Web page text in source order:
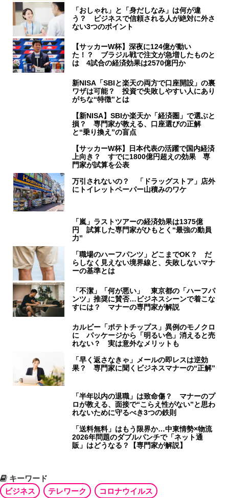
「おしゃれ」と「身だしなみ」は何が違
う？ ビジネスで信頼される人が絶対に外さ
ない3つのポイント
【サッカーW杯】深夜に124億が動い
た！？ ブラジル戦で注文が急増したものと
は 4試合の経済効果は2570億円か
新NISA「SBIと楽天の両方で口座開設」の裏
ワザは可能？ 投資で失敗しやすい人にあり
がちな“特徴”とは
【新NISA】SBIか楽天か「経済圏」で選ぶと
損？ 専門家が教える、口座選びの正解
と“乗り換え”の盲点
【サッカーW杯】日本代表の活躍で国内経済
上向き？ すでに1800億円超えの効果 専
門家が試算を公表
万引されないの？ 「ドラッグストア」店外
にトイレットペーパー山積みのワケ
「嵐」ラストツアーの経済効果は1375億
円 試算した専門家がひもとく“最強の動員
力”
「職場のハーフパンツ」どこまでOK？ だ
らしなく見えない境界線と、失敗しないマナ
ーの基準とは
「不潔」「何が悪い」 東京都の「ハーフパ
ンツ」推奨に賛否…ビジネスシーンで着こな
すには？ マナーの専門家が解説
カルビー「ポテトチップス」異例のモノクロ
に パッケージから「明るい色」消えると売
れない？ 実は意外なメリットも
「早く返さなきゃ」メールの即レスは逆効
果？ 専門家に聞くビジネスマナーの“正解”
「半年以内の退職」は致命傷？ マナーのプ
ロが教える、面接で“こらえ性がない”と思わ
れないために守るべき3つの鉄則
「送料無料」はもう限界か…中東情勢×物流
2026年問題のダブルパンチで「ネット通
販」はどうなる？【専門家が解説】
キーワード
ビジネス
テレワーク コロナウイルス